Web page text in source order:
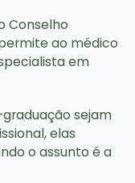
Conselho
ao médico
em
sejam
elas
o assunto é a